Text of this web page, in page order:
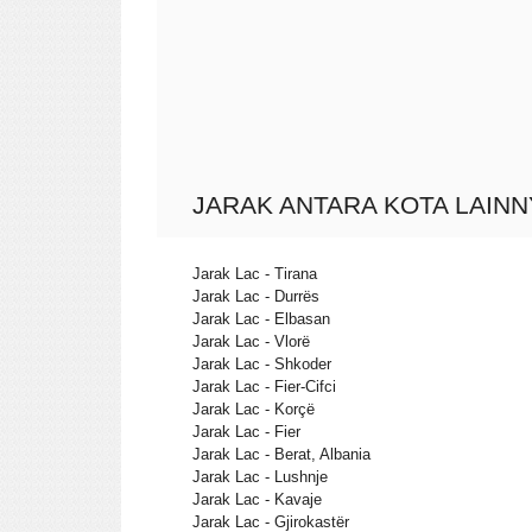
JARAK ANTARA KOTA
Jarak Lac - Tirana
Jarak Lac - Durrës
Jarak Lac - Elbasan
Jarak Lac - Vlorë
Jarak Lac - Shkoder
Jarak Lac - Fier-Cifci
Jarak Lac - Korçë
Jarak Lac - Fier
Jarak Lac - Berat, Albania
Jarak Lac - Lushnje
Jarak Lac - Kavaje
Jarak Lac - Gjirokastër